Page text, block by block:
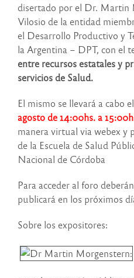
disertado por el Dr. Martin
Vilosio de la entidad
el Desarrollo Productivo y
la Argentina – DPT, con el
entre recursos estatales y
servicios de Salud.
El mismo se llevará a cabo
agosto de 14:00hs. a
manera virtual via webex y
de la Escuela de Salud
Nacional de Córdoba
Para acceder al foro
publicará en los próximos
Sobre los expositores: